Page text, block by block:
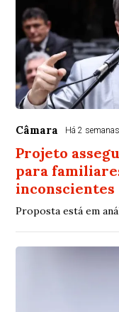
Câmara Há 2 semanas
Projeto
para
inconscientes
Proposta está em